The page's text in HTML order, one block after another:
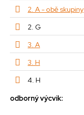
2. A - obě skupiny
2. G
3. A
3. H
4. H
odborný výcvik: